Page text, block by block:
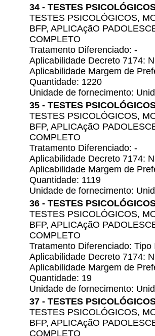
34 - TESTES
TESTES PSICOLÓGICOS,
BFP, APLICAçãO
COMPLETO
Tratamento Diferenciado: -
Aplicabilidade Decreto 7174:
Aplicabilidade Margem de
Quantidade: 1220
Unidade de fornecimento:
35 - TESTES
TESTES PSICOLÓGICOS,
BFP, APLICAçãO
COMPLETO
Tratamento Diferenciado: -
Aplicabilidade Decreto 7174:
Aplicabilidade Margem de
Quantidade: 1119
Unidade de fornecimento:
36 - TESTES
TESTES PSICOLÓGICOS,
BFP, APLICAçãO
COMPLETO
Tratamento Diferenciado:
Aplicabilidade Decreto 7174:
Aplicabilidade Margem de
Quantidade: 19
Unidade de fornecimento:
37 - TESTES
TESTES PSICOLÓGICOS,
BFP, APLICAçãO
COMPLETO